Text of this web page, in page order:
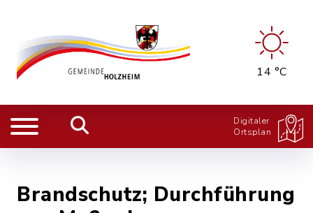
14 °C
Digitaler
Ortsplan
Brandschutz; Durchführung